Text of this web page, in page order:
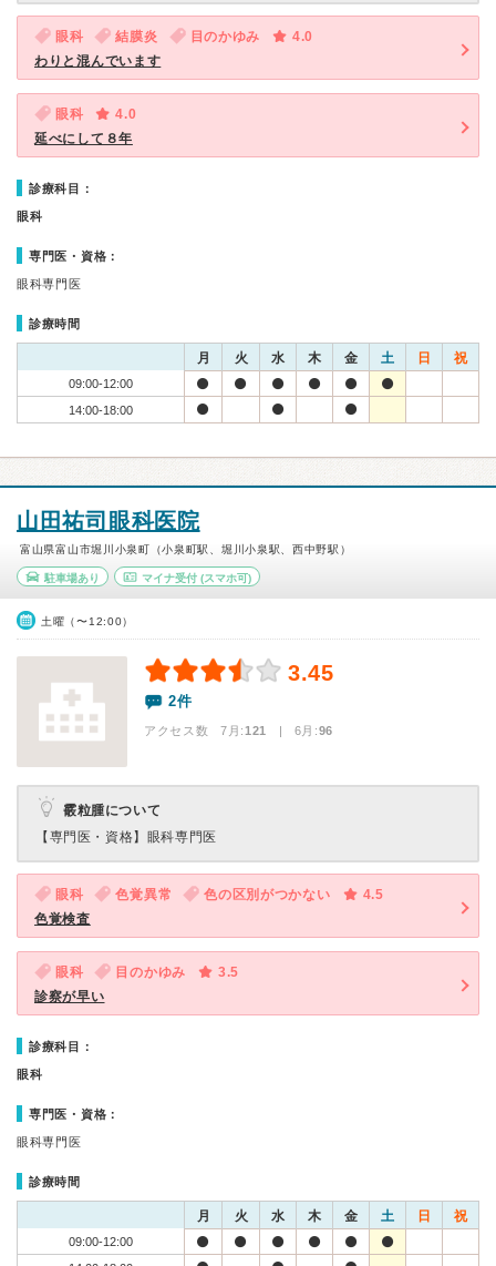
眼科 結膜炎 目のかゆみ
4.0
わりと混んでいます
眼科
4.0
延べにして８年
診療科目：
眼科
専門医・資格：
眼科専門医
診療時間
月 火 水 木 金 土 日 祝
09:00-12:00
14:00-18:00
山田祐司眼科医院
富山県富山市堀川小泉町（小泉町駅、堀川小泉駅、西中野駅）
駐車場あり マイナ受付(スマホ可)
土曜（〜12:00）
3.45
2件
アクセス数 7月:121 | 6月:96
霰粒腫について
【専門医・資格】 眼科専門医
眼科 色覚異常 色の区別がつかない
4.5
色覚検査
眼科 目のかゆみ
3.5
診察が早い
診療科目：
眼科
専門医・資格：
眼科専門医
診療時間
月 火 水 木 金 土 日 祝
09:00-12:00